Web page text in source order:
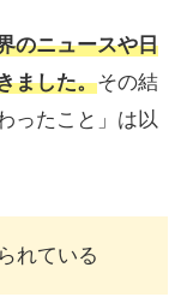
のニュースや日
ました。その結
ったこと」は以
れている